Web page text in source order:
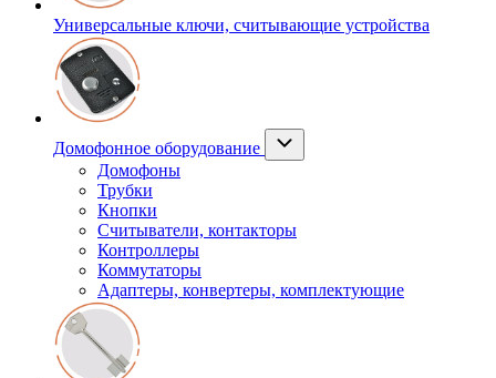
Универсальные ключи, считывающие устройства
Домофонное оборудование
Домофоны
Трубки
Кнопки
Считыватели, контакторы
Контроллеры
Коммутаторы
Адаптеры, конвертеры, комплектующие